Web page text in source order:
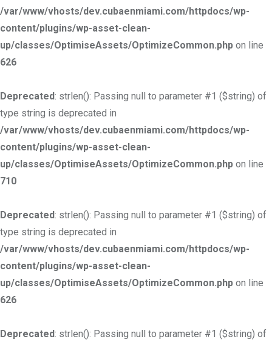
/var/www/vhosts/dev.cubaenmiami.com/httpdocs/wp-
content/plugins/wp-asset-clean-
up/classes/OptimiseAssets/OptimizeCommon.php on line
626
Deprecated: strlen(): Passing null to parameter #1 ($string) of
type string is deprecated in
/var/www/vhosts/dev.cubaenmiami.com/httpdocs/wp-
content/plugins/wp-asset-clean-
up/classes/OptimiseAssets/OptimizeCommon.php on line
710
Deprecated: strlen(): Passing null to parameter #1 ($string) of
type string is deprecated in
/var/www/vhosts/dev.cubaenmiami.com/httpdocs/wp-
content/plugins/wp-asset-clean-
up/classes/OptimiseAssets/OptimizeCommon.php on line
626
Deprecated: strlen(): Passing null to parameter #1 ($string) of